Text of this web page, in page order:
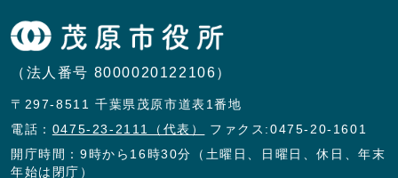
（法人番号 8000020122106）
〒297-8511 千葉県茂原市道表1番地
電話： 0475-23-2111（代表）
ファクス:0475-20-1601
開庁時間：9時から16時30分（土曜日、日曜日、休日、年末
年始は閉庁）